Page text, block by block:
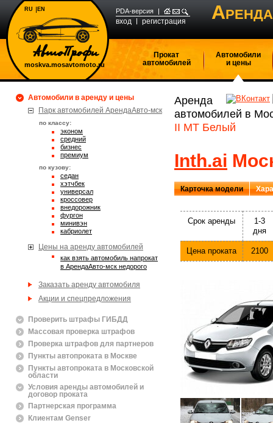
moskva.mosavtomoto.ru
PDA-версия
вход регистрация А
RU EN
Прокат
автомобилей
Автомобили
и цены
Автомобили в аренду и цены
Парк автомобилей АрендаАвто-мск
по классу:
эконом
средний
бизнес
премиум
по кузову:
седан
хэтчбек
универсал
кроссовер
внедорожник
фургон
минивэн
кабриолет
Цены на аренду автомобилей
Как взять автомобиль напрокат
в АрендаАвто-мск недорого
Заказать аренду автомобиля
Акции и спецпредложения
Проверить штрафы ГИБДД
Массовая проверка штрафов
Проверка штрафов для партнеров
Пункты автопроката в Москве
Пункты автопроката в Московской
области
Условия аренды автомобилей и
договор проката
Партнерская программа
Клиентам Genser
Аренда
автомобилей в
II MT Белый
Inth.ai
Карточка модели
Срок аренды
1-3
дня
Цена проката 2100